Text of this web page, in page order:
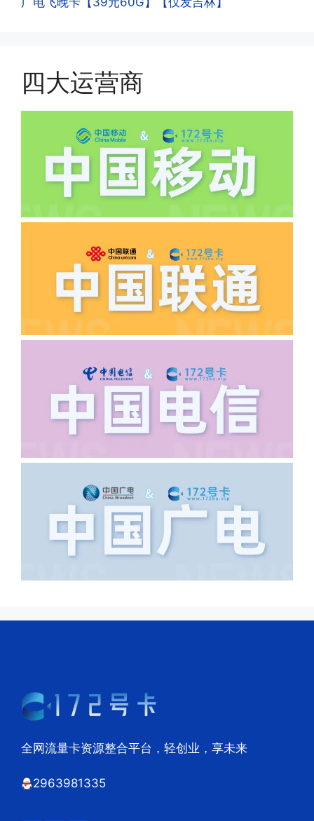
(1)首月扣费:电信是首月免费，联通是按
(2)如下几种情况是不返费的:返费前停
机、关机、注销、违章单停、未再专属渠
道首充的情况下都是不能正常返费的并且
逾期不可补返费。
·5.我的返费为什么还没有到?
加活动充值，其次是否状态是否一直保持
如以上都正常就联系平台客服单独查询。
·6.领卡时详细地址怎么写容易通过审核?
答:不要低于6个字。详细地址不要写带有
浦东新区北京路33号，这样的地址就会
导致订单失败，因为在系统审核看来你在
上海怎么又写了个北京，不知道你在哪
里，所以直接订单失败。
件，来证明是本人在使用。具体可以网上
四大运营商
全网流量卡资源整合平台，轻创业，享未来
2963981335